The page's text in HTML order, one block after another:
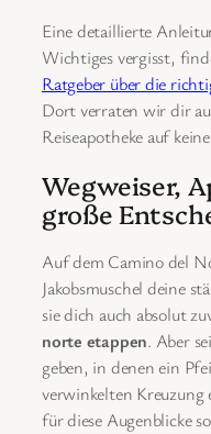
Eine detaillierte
Wichtiges vergisst,
Ratgeber über die
Dort verraten wir dir
Reiseapotheke auf
Wegweiser,
große
Auf dem Camino del
Jakobsmuschel deine
sie dich auch absolut
norte etappen. Aber
geben, in denen ein
verwinkelten
für diese Augenblicke